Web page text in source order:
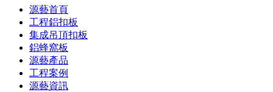
源藝首頁
工程鋁扣板
集成吊頂扣板
鋁蜂窩板
源藝產品
工程案例
源藝資訊